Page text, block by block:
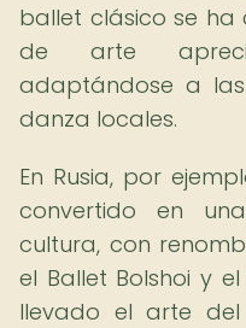
ballet clásico se
de arte
adaptándose a
danza locales.
En Rusia, por
convertido en
cultura, con
el Ballet Bolshoi y
llevado el arte